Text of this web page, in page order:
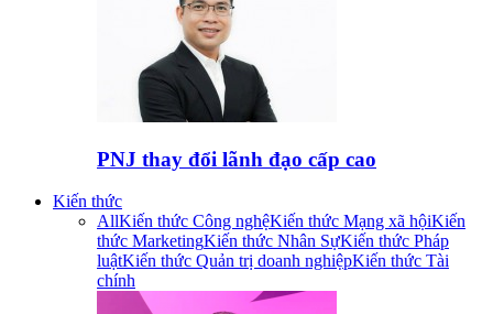
PNJ thay đổi lãnh đạo cấp cao
Kiến thức
AllKiến thức Công nghệKiến thức Mạng xã hộiKiến
thức MarketingKiến thức Nhân SựKiến thức Pháp
luậtKiến thức Quản trị doanh nghiệpKiến thức Tài
chính